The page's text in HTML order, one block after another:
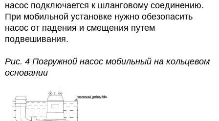
насос подключается к шланговому соединению.
При мобильной установке нужно обезопасить
насос от падения и смещения путем
подвешивания.
Рис. 4 Погружной насос мобильный на кольцевом
основании